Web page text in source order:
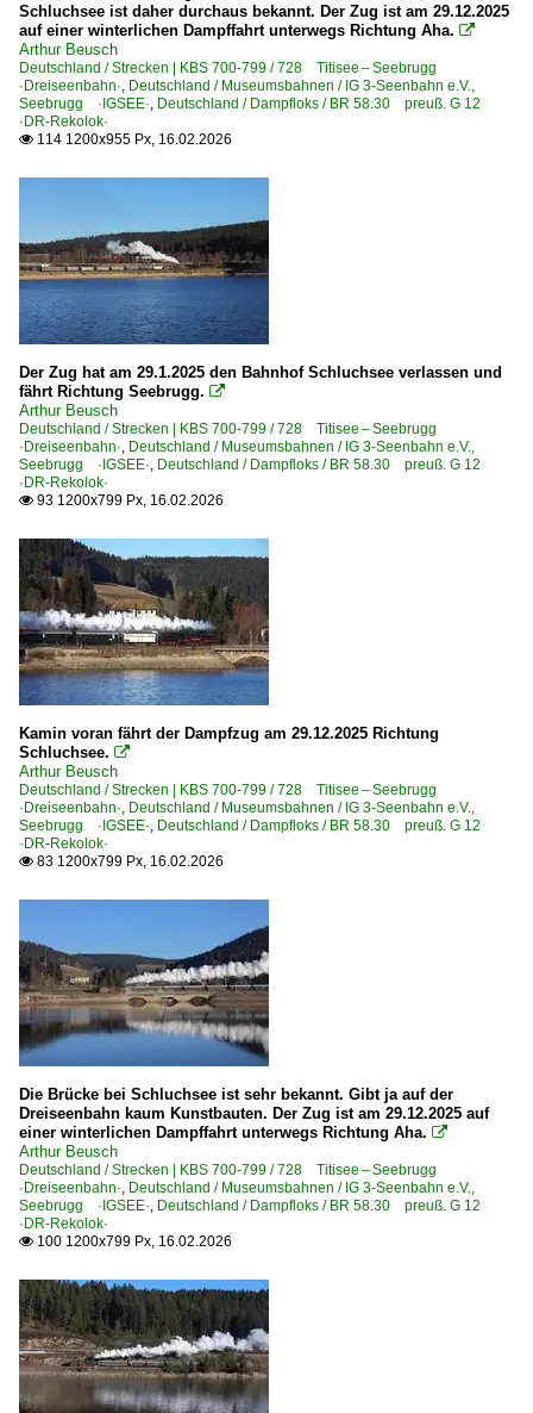
Sonstiges
Bahnhofsschilder, Werbeplakate und ähnliches
Kurioses
Verdeckte Züge, Bahnalltag
727 Freiburg – Titisee – Donaueschingen
Unternehmen (A - K)
DB Regio AG - Region Baden-Württemberg
Unternehmen (L - Z)
Neckar-Schwarzwald-Alb Eisenbahnverkehrsgesellschaft
SAB Schwäbische Alb-Bahn GmbH, Münsingen
Österreich
Bahndienstfahrzeuge
X 491 · 9191 Dieselschneeschleuder 2080
Schweiz
E-Loks | 91 85
4 421 Re 421 Re 4/4 II CH+D
Unternehmen | EVU
Schluchsee ist daher durchaus bekannt. Der Zug ist am 29.12.2025
auf einer winterlichen Dampffahrt unterwegs Richtung Aha. 
Arthur Beusch
Deutschland / Strecken | KBS 700-799 / 728 Titisee – Seebrugg
·Dreiseenbahn·, Deutschland / Museumsbahnen / IG 3-Seenbahn e.V.,
Seebrugg ·IGSEE·, Deutschland / Dampfloks / BR 58.30 preuß. G 12
·DR-Rekolok·
 114 1200x955 Px, 16.02.2026
Der Zug hat am 29.1.2025 den Bahnhof Schluchsee verlassen und
fährt Richtung Seebrugg. 
Arthur Beusch
Deutschland / Strecken | KBS 700-799 / 728 Titisee – Seebrugg
·Dreiseenbahn·, Deutschland / Museumsbahnen / IG 3-Seenbahn e.V.,
Seebrugg ·IGSEE·, Deutschland / Dampfloks / BR 58.30 preuß. G 12
·DR-Rekolok·
 93 1200x799 Px, 16.02.2026
Kamin voran fährt der Dampfzug am 29.12.2025 Richtung
Schluchsee. 
Arthur Beusch
Deutschland / Strecken | KBS 700-799 / 728 Titisee – Seebrugg
·Dreiseenbahn·, Deutschland / Museumsbahnen / IG 3-Seenbahn e.V.,
Seebrugg ·IGSEE·, Deutschland / Dampfloks / BR 58.30 preuß. G 12
·DR-Rekolok·
 83 1200x799 Px, 16.02.2026
Die Brücke bei Schluchsee ist sehr bekannt. Gibt ja auf der
Dreiseenbahn kaum Kunstbauten. Der Zug ist am 29.12.2025 auf
einer winterlichen Dampffahrt unterwegs Richtung Aha. 
Arthur Beusch
Deutschland / Strecken | KBS 700-799 / 728 Titisee – Seebrugg
·Dreiseenbahn·, Deutschland / Museumsbahnen / IG 3-Seenbahn e.V.,
Seebrugg ·IGSEE·, Deutschland / Dampfloks / BR 58.30 preuß. G 12
·DR-Rekolok·
 100 1200x799 Px, 16.02.2026